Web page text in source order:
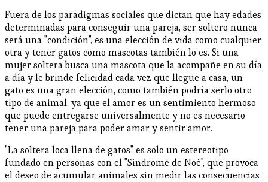
Fuera de los paradigmas sociales que dictan que hay edades
determinadas para conseguir una pareja, ser soltero nunca
será una "condición", es una elección de vida como cualquier
otra y tener gatos como mascotas también lo es. Si una
mujer soltera busca una mascota que la acompañe en su día
a día y le brinde felicidad cada vez que llegue a casa, un
gato es una gran elección, como también podría serlo otro
tipo de animal, ya que el amor es un sentimiento hermoso
que puede entregarse universalmente y no es necesario
tener una pareja para poder amar y sentir amor.
"La soltera loca llena de gatos" es solo un estereotipo
fundado en personas con el "Sindrome de Noé", que provoca
el deseo de acumular animales sin medir las consecuencias